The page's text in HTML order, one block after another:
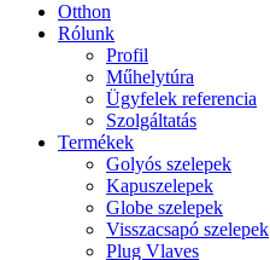
Otthon
Rólunk
Profil
Műhelytúra
Ügyfelek referencia
Szolgáltatás
Termékek
Golyós szelepek
Kapuszelepek
Globe szelepek
Visszacsapó szelepek
Plug Vlaves